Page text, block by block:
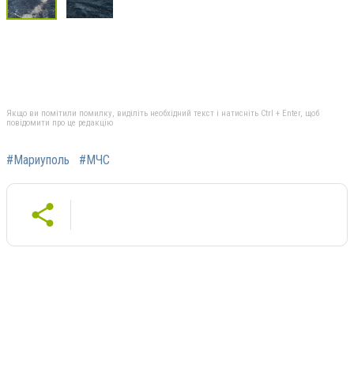
Якщо ви помітили помилку, виділіть необхідний текст і натисніть Ctrl + Enter, щоб
повідомити про це редакцію
#Мариуполь #МЧС